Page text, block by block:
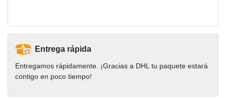
Entrega rápida
Entregamos rápidamente. ¡Gracias a DHL tu paquete estará
contigo en poco tiempo!